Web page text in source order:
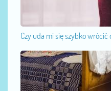
Czy uda mi się szybko